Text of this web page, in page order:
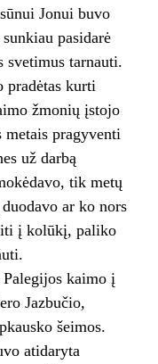
Jonui buvo
pasidarė
svetimus tarnauti.
pradėtas kurti
žmonių įstojo
metais pragyventi
už darbą
tik metų
ar ko nors
į kolūkį, paliko
kaimo į
Jazbučio,
šeimos.
atidaryta